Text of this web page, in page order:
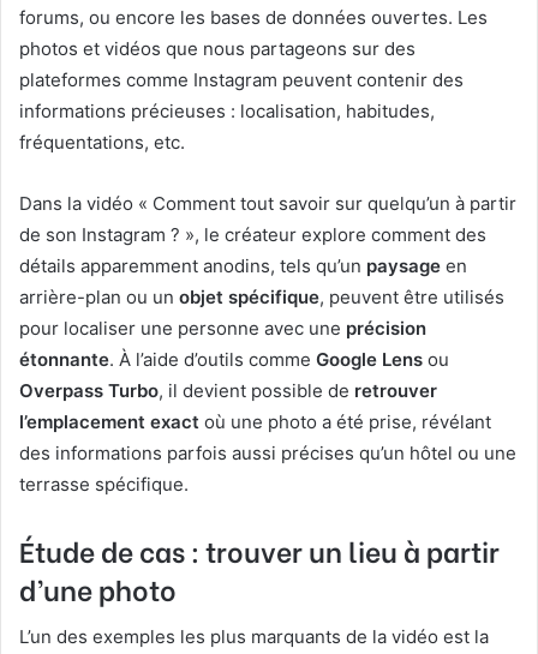
forums, ou encore les bases de données ouvertes. Les
photos et vidéos que nous partageons sur des
plateformes comme Instagram peuvent contenir des
informations précieuses : localisation, habitudes,
fréquentations, etc.
Dans la vidéo « Comment tout savoir sur quelqu’un à partir
de son Instagram ? », le créateur explore comment des
détails apparemment anodins, tels qu’un paysage en
arrière-plan ou un objet spécifique, peuvent être utilisés
pour localiser une personne avec une précision
étonnante. À l’aide d’outils comme Google Lens ou
Overpass Turbo, il devient possible de retrouver
l’emplacement exact où une photo a été prise, révélant
des informations parfois aussi précises qu’un hôtel ou une
terrasse spécifique.
Étude de cas : trouver un lieu à partir
d’une photo
L’un des exemples les plus marquants de la vidéo est la